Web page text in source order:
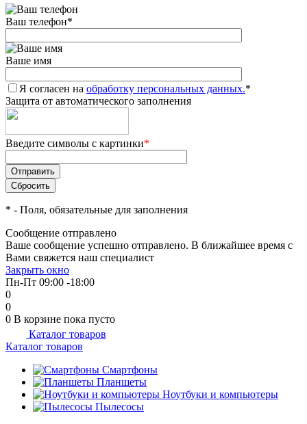
Ваш телефон*
Ваше имя
Я согласен на обработку персональных данных.*
Защита от автоматического заполнения
Введите символы с картинки*
* - Поля, обязательные для заполнения
Сообщение отправлено
Ваше сообщение успешно отправлено. В ближайшее время с
Вами свяжется наш специалист
Закрыть окно
Пн-Пт 09:00 -18:00
0
0
0 В корзине пока пусто
Каталог товаров
Каталог товаров
Смартфоны
Планшеты
Ноутбуки и компьютеры
Пылесосы
Оплачивайте сегодня только
25% картой любого банка
Получайте товар
выбранный способом
Оставшиеся75% будут
списыватьсяс вашей карты
по
Подробнее
об оплате Плайтом
недели
plait.ru